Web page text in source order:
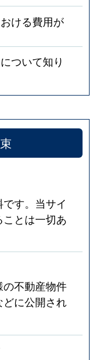
ける費用が
ついて知り
す。当サイ
ことは一切あ
不動産物件
に公開され